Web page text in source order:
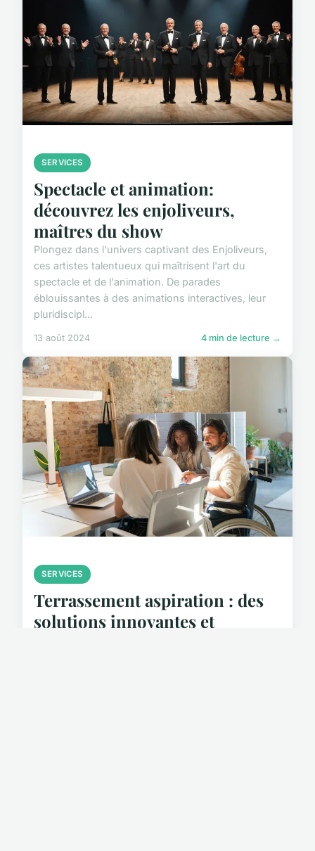
SERVICES
Spectacle et animation:
découvrez les enjoliveurs,
maîtres du show
Plongez dans l'univers captivant des Enjoliveurs,
ces artistes talentueux qui maîtrisent l'art du
spectacle et de l'animation. De parades
éblouissantes à des animations interactives, leur
pluridiscipl...
13 août 2024 4 min de lecture →
SERVICES
Terrassement aspiration : des
solutions innovantes et